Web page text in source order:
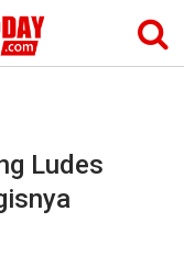
Ludes